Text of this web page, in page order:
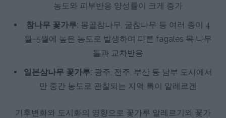
농도와 피부반응 양성률이 크게 증가
참나무 꽃가루: 몽골참나무, 굴참나무 등 여러 종이 4
월~5월에 높은 농도로 발생하며 다른 fagales 목 나무
들과 교차반응
일본삼나무 꽃가루: 광주, 전주, 부산 등 남부 도시에서
만 중간 농도로 관찰되는 지역 특이 알레르겐
기후변화와 도시화의 영향으로 꽃가루 알레르기와 꽃가